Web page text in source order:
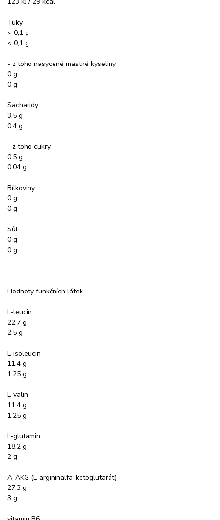
Tuky
< 0,1 g
< 0,1 g
- z toho nasycené mastné kyseliny
0 g
0 g
Sacharidy
3,5 g
0,4 g
- z toho cukry
0,5 g
0,04 g
Bílkoviny
0 g
0 g
Sůl
0 g
0 g
Hodnoty funkčních látek
L-leucin
22,7 g
2,5 g
L-isoleucin
11,4 g
1,25 g
L-valin
11,4 g
1,25 g
L-glutamin
18,2 g
2 g
A-AKG (L-argininalfa-ketoglutarát)
27,3 g
3 g